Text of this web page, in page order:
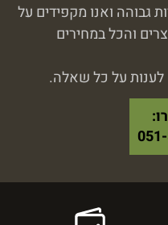
גבוהה ואנו מקפידים על
והכל במחירים
לענות על כל שאלה.